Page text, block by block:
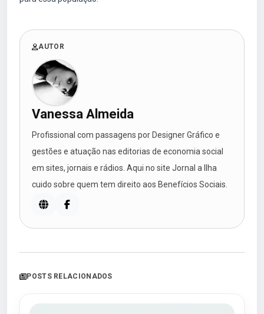
AUTOR
Vanessa Almeida
Profissional com passagens por Designer Gráfico e
gestões e atuação nas editorias de economia social
em sites, jornais e rádios. Aqui no site Jornal a Ilha
cuido sobre quem tem direito aos Benefícios Sociais.
POSTS RELACIONADOS